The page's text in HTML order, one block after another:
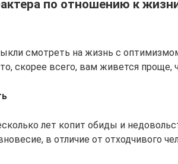
по отношению к
смотреть на жизнь с
то, скорее всего, вам живется проще,
лет копит обиды и
в отличие от отходчивого